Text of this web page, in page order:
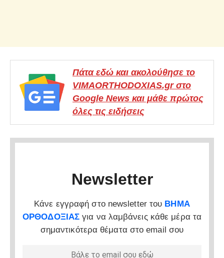
Πάτα εδώ και ακολούθησε το
VIMAORTHODOXIAS.gr στο
Google News και μάθε πρώτος
όλες τις ειδήσεις
Newsletter
Κάνε εγγραφή στο newsletter του ΒΗΜΑ
ΟΡΘΟΔΟΞΙΑΣ για να λαμβάνεις κάθε μέρα τα
σημαντικότερα θέματα στο email σου